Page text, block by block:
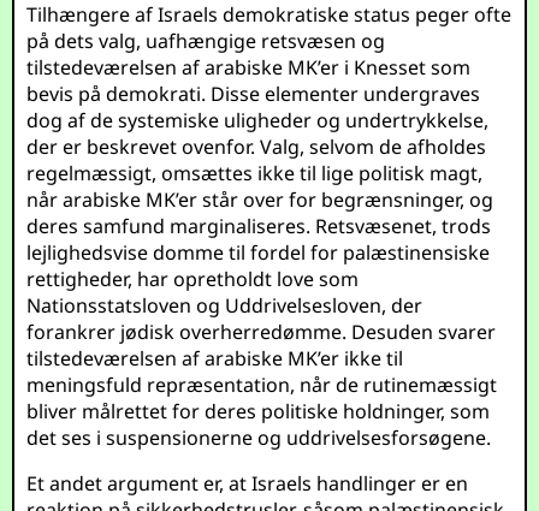
Tilhængere af Israels demokratiske status peger ofte
på dets valg, uafhængige retsvæsen og
tilstedeværelsen af arabiske MK’er i Knesset som
bevis på demokrati. Disse elementer undergraves
dog af de systemiske uligheder og undertrykkelse,
der er beskrevet ovenfor. Valg, selvom de afholdes
regelmæssigt, omsættes ikke til lige politisk magt,
når arabiske MK’er står over for begrænsninger, og
deres samfund marginaliseres. Retsvæsenet, trods
lejlighedsvise domme til fordel for palæstinensiske
rettigheder, har opretholdt love som
Nationsstatsloven og Uddrivelsesloven, der
forankrer jødisk overherredømme. Desuden svarer
tilstedeværelsen af arabiske MK’er ikke til
meningsfuld repræsentation, når de rutinemæssigt
bliver målrettet for deres politiske holdninger, som
det ses i suspensionerne og uddrivelsesforsøgene.
Et andet argument er, at Israels handlinger er en